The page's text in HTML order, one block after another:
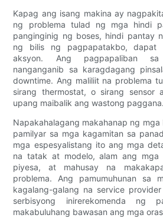
Kapag ang isang makina ay
ng problema tulad ng mga hindi
panginginig ng boses, hindi pantay
ng bilis ng pagpapatakbo, dapat
aksyon. Ang pagpapaliban
nanganganib sa karagdagang
downtime. Ang maliliit na problema
sirang thermostat, o sirang sensor
upang maibalik ang wastong paggana.
Napakahalagang makahanap ng mga
pamilyar sa mga kagamitan sa
mga espesyalistang ito ang mga
na tatak at modelo, alam ang
piyesa, at mahusay na
problema. Ang pamumuhunan sa
kagalang-galang na service
serbisyong inirerekomenda ng
makabuluhang bawasan ang mga